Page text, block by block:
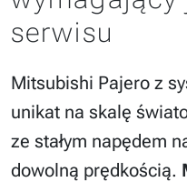
serwisu
Mitsubishi Pajero z
unikat na skalę
ze stałym napędem
dowolną prędkością.